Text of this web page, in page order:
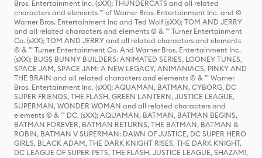
Bros. Entertainment Inc. (sXX); THUNDERCATS and all related
characters and elements ™ of Warner Bros. Entertainment Inc. and ©
Warner Bros. Entertainment Inc and Ted Wolf (sXX); TOM AND JERRY
and all related characters and elements © & ™ Turner Entertainment
Co. (sXX); TOM AND JERRY and all related characters and elements
© & ™ Turner Entertainment Co. And Warner Bros. Entertainment Inc.
(sXX); BUGS BUNNY BUILDERS: ANIMATED SERIES, LOONEY TUNES,
SPACE JAM, SPACE JAM: A NEW LEGACY, ANIMANIACS, PINKY AND
THE BRAIN and all related characters and elements © & ™ Warner
Bros. Entertainment Inc. (sXX); AQUAMAN, BATMAN, CYBORG, DC
SUPER FRIENDS, THE FLASH, GREEN LANTERN, JUSTICE LEAGUE,
SUPERMAN, WONDER WOMAN and all related characters and
elements © & ™ DC. (sXX); AQUAMAN, BATMAN, BATMAN BEGINS,
BATMAN FOREVER, BATMAN RETURNS, THE BATMAN, BATMAN &
ROBIN, BATMAN V SUPERMAN: DAWN OF JUSTICE, DC SUPER HERO
GIRLS, BLACK ADAM, THE DARK KNIGHT RISES, THE DARK KNIGHT,
DC LEAGUE OF SUPER-PETS, THE FLASH, JUSTICE LEAGUE, SHAZAM!,